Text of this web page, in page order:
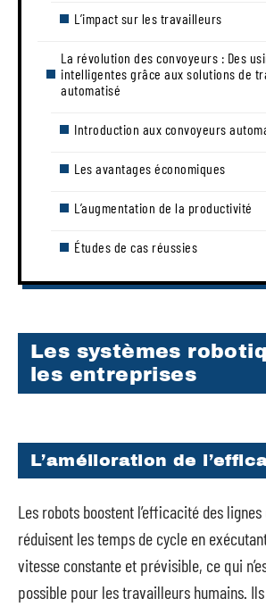
L’impact sur les travailleurs
La révolution des convoyeurs : Des
intelligentes grâce aux solutions de
automatisé
Introduction aux convoyeurs
Les avantages économiques
L’augmentation de la productivité
Études de cas réussies
Les systèmes
les entreprises
L’amélioration de
Les robots boostent l’efficacité des
réduisent les temps de cycle en
vitesse constante et prévisible, ce qui
possible pour les travailleurs humains.